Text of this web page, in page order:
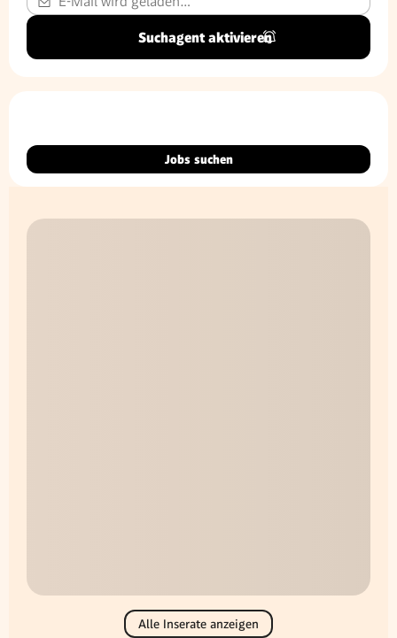
Suchagent aktivieren
Jobs suchen
Alle Inserate anzeigen